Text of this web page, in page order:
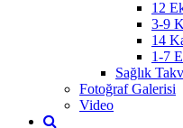
12
3-9
14
1-7
Sağlık
Fotoğraf Galerisi
Video